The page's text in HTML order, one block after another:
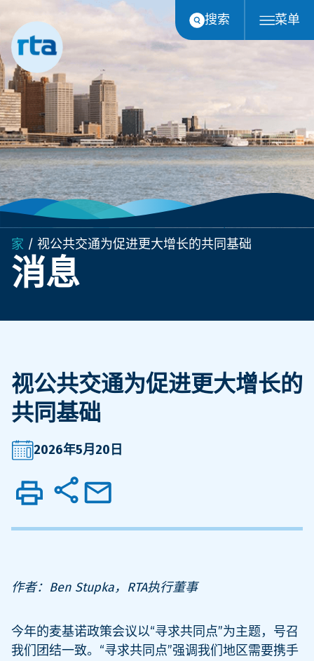
内
容
搜索 菜单
家 / 视公共交通为促进更大增长的共同基础
消息
视公共交通为促进更大增长的
共同基础
2026年5月20日
作者：Ben Stupka，RTA执行董事
今年的麦基诺政策会议以“寻求共同点”为主题，号召
我们团结一致。“寻求共同点”强调我们地区需要携手